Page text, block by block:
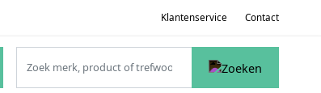
Klantenservice Contact